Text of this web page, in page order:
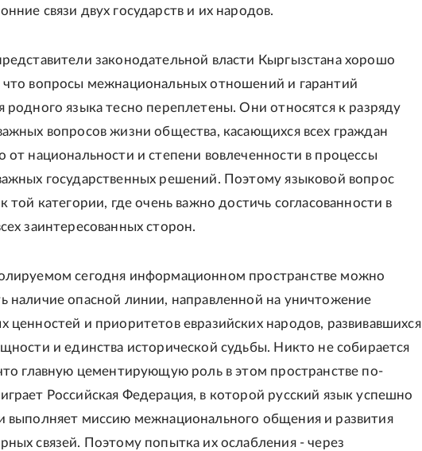
связи двух государств и их народов.
законодательной власти Кыргызстана хорошо
вопросы межнациональных отношений и гарантий
родного языка тесно переплетены. Они относятся к разряду
вопросов жизни общества, касающихся всех граждан
от национальности и степени вовлеченности в процессы
государственных решений. Поэтому языковой вопрос
той категории, где очень важно достичь согласованности в
заинтересованных сторон.
сегодня информационном пространстве можно
наличие опасной линии, направленной на уничтожение
ценностей и приоритетов евразийских народов, развивавшихся
и единства исторической судьбы. Никто не собирается
главную цементирующую роль в этом пространстве по-
Российская Федерация, в которой русский язык успешно
выполняет миссию межнационального общения и развития
связей. Поэтому попытка их ослабления - через